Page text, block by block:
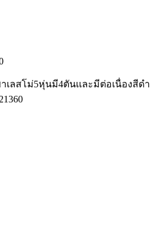
เลสโม่5หุ่นมี4ตันเเละมีต่อเนื่องสีดำ